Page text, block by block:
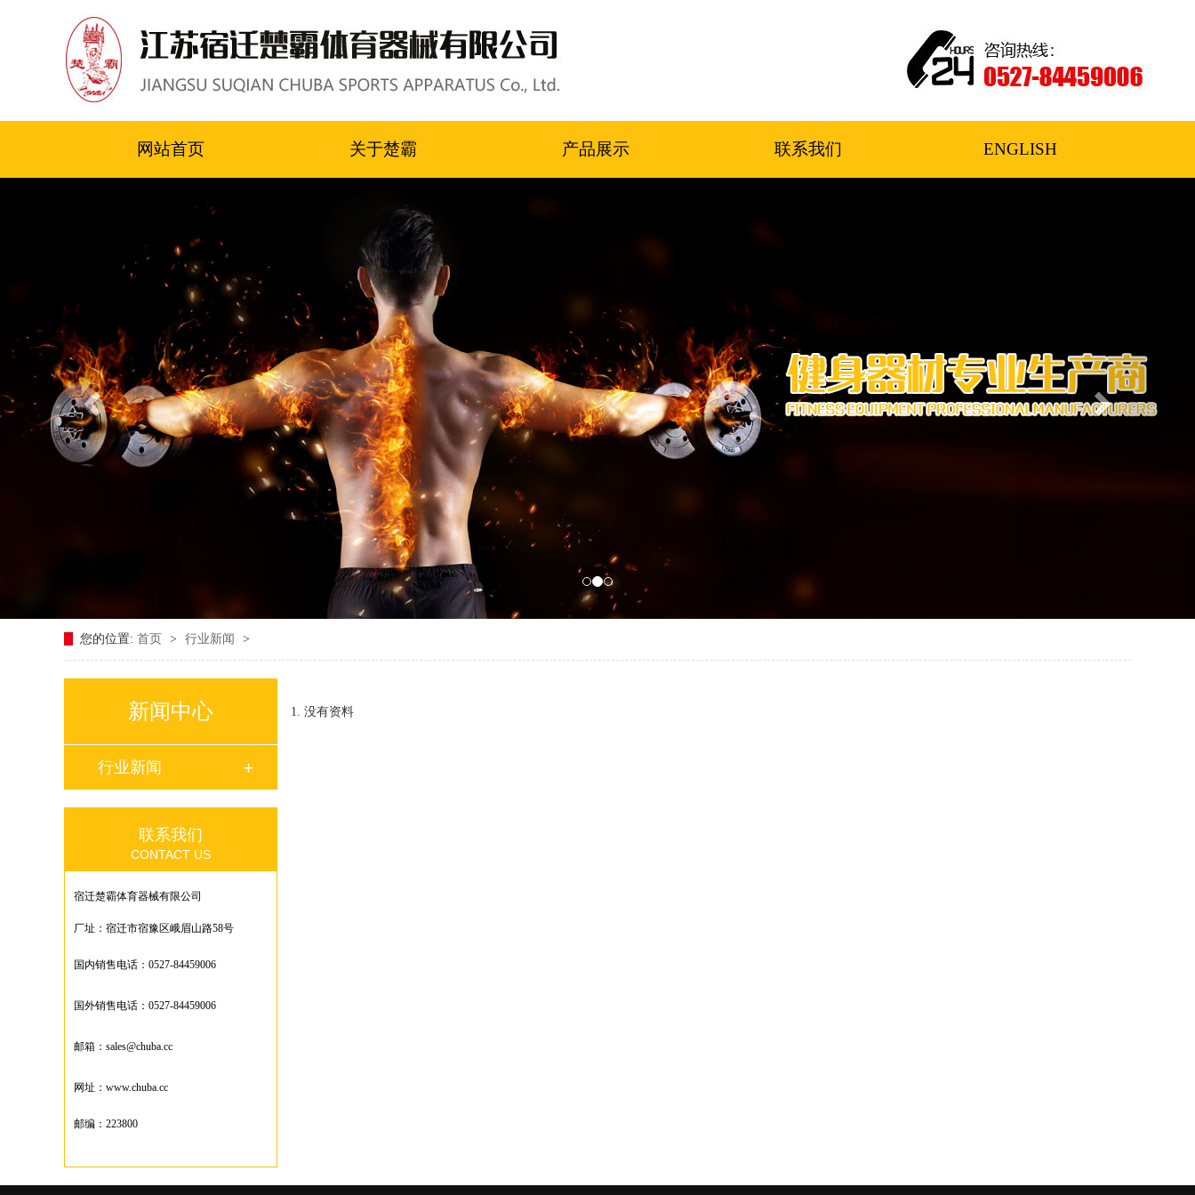
网站首页 关于楚霸 产品展示 联系我们 ENGLISH
您的位置: 首页 > 行业新闻 >
新闻中心
行业新闻
联系我们
CONTACT US
宿迁楚霸体育器械有限公司
厂址：宿迁市宿豫区峨眉山路58号
国内销售电话：0527-84459006
国外销售电话：0527-84459006
邮箱：sales@chuba.cc
网址：www.chuba.cc
邮编：223800
没有资料